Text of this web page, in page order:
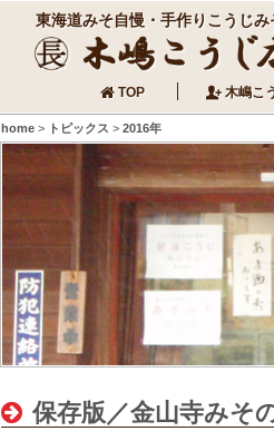
東海道みそ自慢・手作りこうじみ
TOP 木嶋こ
home > トピックス > 2016年
保存版／金山寺み